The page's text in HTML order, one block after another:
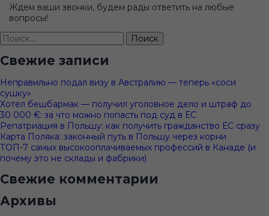
Ждем ваши звонки, будем рады ответить на любые
вопросы!
Найти:
Свежие записи
Неправильно подал визу в Австралию — теперь «соси
сушку»
Хотел бешбармак — получил уголовное дело и штраф до
30 000 €: за что можно попасть под суд в ЕС
Репатриация в Польшу: как получить гражданство ЕС сразу
Карта Поляка: законный путь в Польшу через корни
ТОП-7 самых высокооплачиваемых профессий в Канаде (и
почему это не склады и фабрики)
Свежие комментарии
Архивы